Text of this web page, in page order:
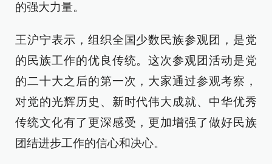
的强大力量。
王沪宁表示，组织全国少数民族参观团，是党
的民族工作的优良传统。这次参观团活动是党
的二十大之后的第一次，大家通过参观考察，
对党的光辉历史、新时代伟大成就、中华优秀
传统文化有了更深感受，更加增强了做好民族
团结进步工作的信心和决心。